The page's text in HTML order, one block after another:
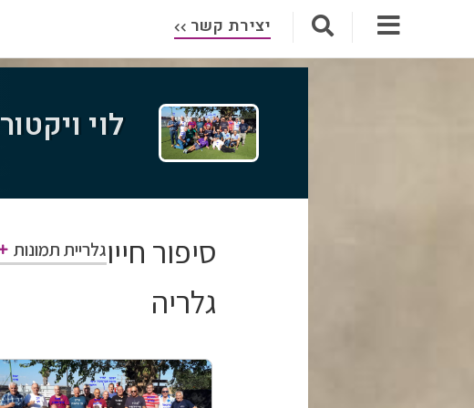
יצירת קשר
לוי ויקטור
סיפור חייוגלריית תמונות
גלריה